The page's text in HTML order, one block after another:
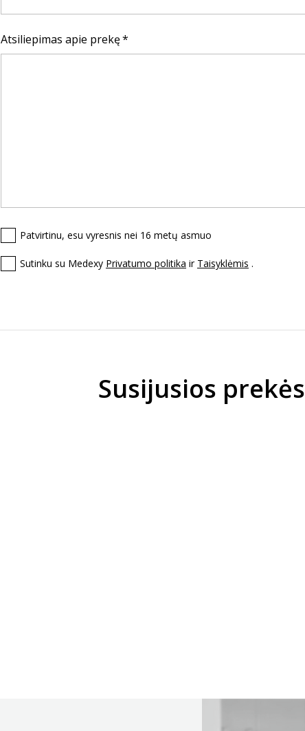
Atsiliepimas apie prekę
Patvirtinu, esu vyresnis nei 16 metų asmuo
Sutinku su Medexy Privatumo politika ir Taisyklėmis .
Susijusios prekės